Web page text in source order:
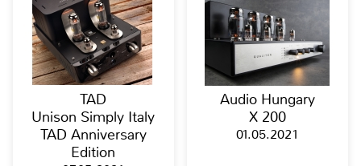
TAD
Unison Simply Italy
TAD Anniversary
Edition
Audio Hungary
X 200
01.05.2021